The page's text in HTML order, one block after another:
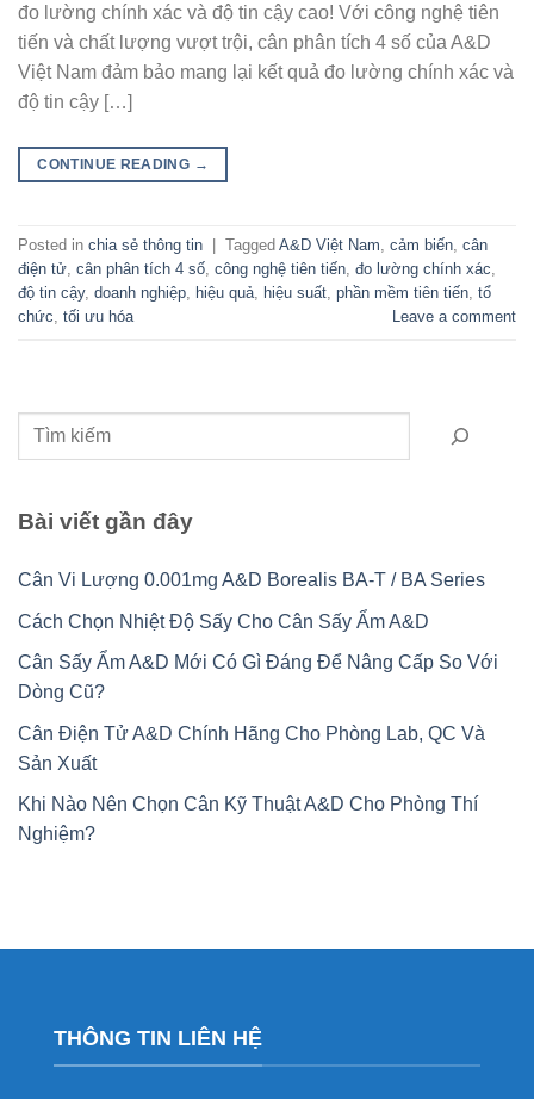
đo lường chính xác và độ tin cậy cao! Với công nghệ tiên
tiến và chất lượng vượt trội, cân phân tích 4 số của A&D
Việt Nam đảm bảo mang lại kết quả đo lường chính xác và
độ tin cậy […]
CONTINUE READING →
Posted in chia sẻ thông tin Tagged A&D Việt Nam, cảm biến, cân
điện tử, cân phân tích 4 số, công nghệ tiên tiến, đo lường chính xác,
độ tin cậy, doanh nghiệp, hiệu quả, hiệu suất, phần mềm tiên tiến, tổ
chức, tối ưu hóa Leave a comment
Tìm kiếm
Bài viết gần đây
Cân Vi Lượng 0.001mg A&D Borealis BA-T / BA Series
Cách Chọn Nhiệt Độ Sấy Cho Cân Sấy Ẩm A&D
Cân Sấy Ẩm A&D Mới Có Gì Đáng Để Nâng Cấp So Với
Dòng Cũ?
Cân Điện Tử A&D Chính Hãng Cho Phòng Lab, QC Và
Sản Xuất
Khi Nào Nên Chọn Cân Kỹ Thuật A&D Cho Phòng Thí
Nghiệm?
THÔNG TIN LIÊN HỆ